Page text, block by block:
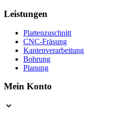
Leistungen
Plattenzuschnitt
CNC-Fräsung
Kantenverarbeitung
Bohrung
Planung
Mein Konto